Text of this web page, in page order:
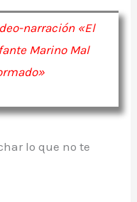
narración «El
Marino Mal
lo que no te